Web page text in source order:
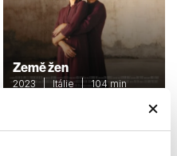
Země žen
2023 | Itálie | 104 min